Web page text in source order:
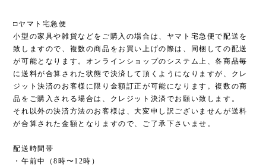
□ヤマト宅急便
小型の家具や雑貨などをご購入の場合は、ヤマト宅急便で配送を
致しますので、複数の商品をお買い上げの際は、同梱しての配送
が可能となります。オンラインショップのシステム上、各商品毎
に送料が合算された状態で決済して頂くようになりますが、クレ
ジット決済のお客様に限り金額訂正が可能になります。複数の商
品をご購入される場合は、クレジット決済でお願い致します。
それ以外の決済方法のお客様は、大変申し訳ございませんが送料
が合算された金額となりますので、ご了承下さいませ。
配送時間帯
・午前中（8時〜12時）